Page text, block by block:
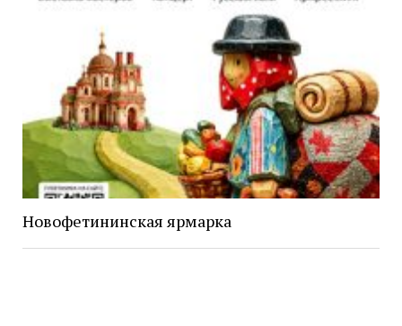
Новофетининская ярмарка